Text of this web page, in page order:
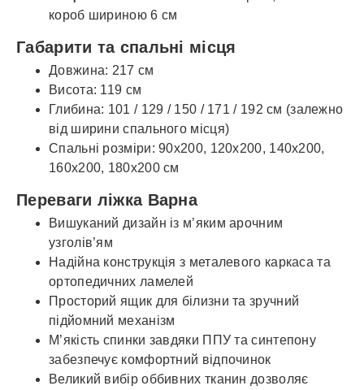
короб шириною 6 см
Габарити та спальні місця
Довжина: 217 см
Висота: 119 см
Глибина: 101 / 129 / 150 / 171 / 192 см (залежно
від ширини спального місця)
Спальні розміри: 90x200, 120x200, 140x200,
160x200, 180x200 см
Переваги ліжка Варна
Вишуканий дизайн із м’яким арочним
узголів’ям
Надійна конструкція з металевого каркаса та
ортопедичних ламелей
Просторий ящик для білизни та зручний
підйомний механізм
М’якість спинки завдяки ППУ та синтепону
забезпечує комфортний відпочинок
Великий вибір оббивних тканин дозволяє